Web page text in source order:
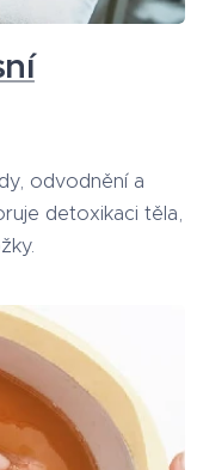
odvodnění a
detoxikaci těla,